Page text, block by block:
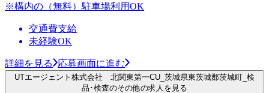
※構内の（無料）駐車場利用OK
交通費支給
未経験OK
詳細を見る 応募画面に進む
UTエージェント株式会社 北関東第一CU_茨城県東茨城郡茨城町_検
品･検査のその他の求人を見る